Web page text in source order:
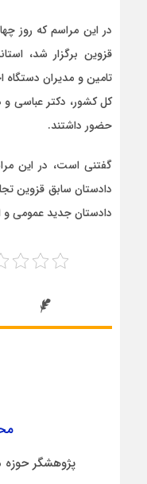
در این مراسم که روز
قزوین برگزار شد،
تامین و مدیران
کل کشور، دکتر عباسی
حضور داشتند.
گفتنی است، در این
دادستان سابق قزوین
دادستان جدید عمومی
پژوهشگر حوزه